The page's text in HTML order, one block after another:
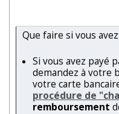
Que faire si vous
Si vous avez payé
demandez à votre
votre carte
procédure de
remboursement